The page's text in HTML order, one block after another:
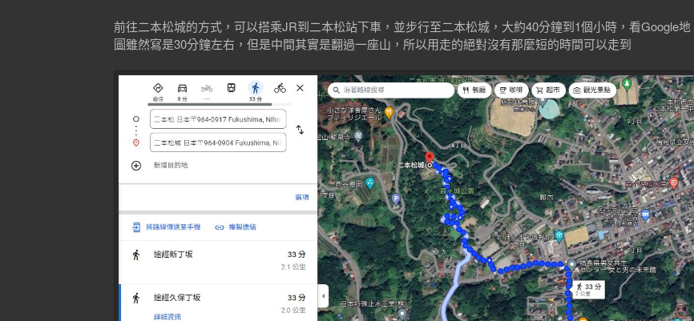
前往二本松城的方式，可以搭乘JR到二本松站下車，並步行至二本松城，大約40分鐘到1個小時，看Google地
圖雖然寫是30分鐘左右，但是中間其實是翻過一座山，所以用走的絕對沒有那麼短的時間可以走到